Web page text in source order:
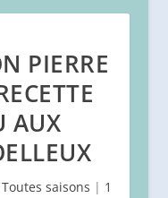
PIERRE
AUX
Toutes saisons | 1